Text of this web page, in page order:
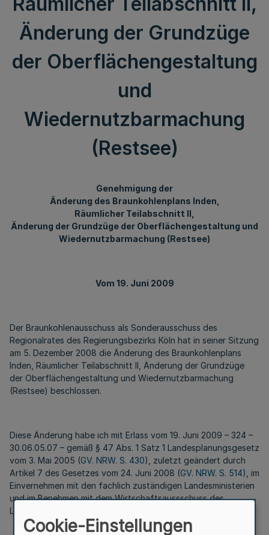
Änderung der Grundzüge
der Oberflächengestaltung
und
Wiedernutzbarmachung
(Restsee)
Genehmigung der
Änderung des Braunkohlenplans Inden,
Räumlicher Teilabschnitt II,
Änderung der Grundzüge der Oberflächengestaltung und
Wiedernutzbarmachung (Restsee)
Vom 19. Juni 2009
Der Braunkohlenausschuss als Sonderausschuss des
Regionalrates des Regierungsbezirks Köln hat in seiner Sitzung
am 5. Dezember 2008 die Änderung des Braunkohlenplans
Inden, Räumlicher Teilabschnitt II, Änderung der Grundzüge
der Oberflächengestaltung und Wiedernutzbarmachung
(Restsee) beschlossen.
Diese Änderung habe ich mit Erlass vom 19. Juni 2009 – 324 –
30.06.05.07 – gemäß § 47 Abs. 1 Satz 1 Landesplanungsgesetz
vom 3. Mai 2005 (GV. NRW. S. 430), zuletzt geändert durch
Artikel 7 des Gesetzes vom 24. Juni 2008 (GV. NRW. S. 514), im
Einvernehmen mit den fachlich zuständigen Landesministerien
und im Benehmen mit dem Wirtschaftsaussschuss des
Landtages genehmigt.
Cookie-Einstellungen